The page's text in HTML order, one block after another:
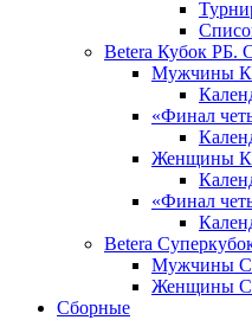
Betera Кубок РБ.
Мужчины
«Финал
Женщины
«Финал
Betera
Мужчины
Женщины
Сборные